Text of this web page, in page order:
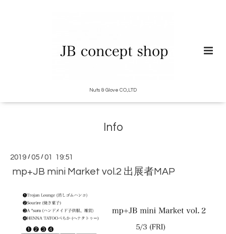
Nuts & Glove CO.,LTD
Info
2019 /05 /01 19:51
mp+JB mini Market vol.2 出展者MAP